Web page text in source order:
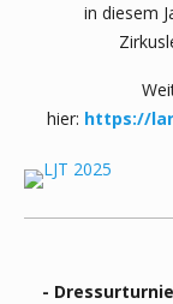
in diesem
hier: https://
-